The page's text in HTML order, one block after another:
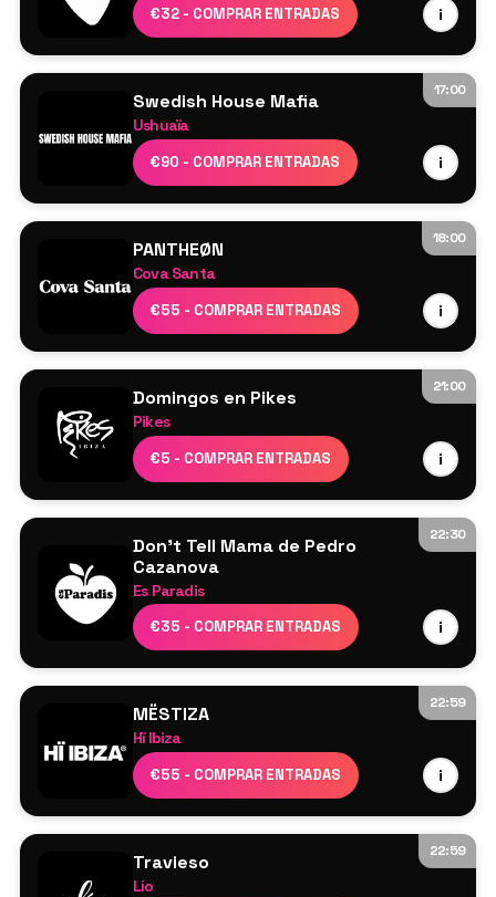
€32 - COMPRAR ENTRADAS i
17:00
Swedish House Mafia
Ushuaïa
€90 - COMPRAR ENTRADAS i
Swedish House Mafia
Axwell
Sebastian Ingrosso
Steve Angello
Más por anunciar
18:00
PANTHEØN
Cova Santa
€55 - COMPRAR ENTRADAS i
Cartel por confirmar
21:00
Domingos en Pikes
Pikes
€5 - COMPRAR ENTRADAS i
Cartel por confirmar
22:30
Don't Tell Mama de Pedro
Cazanova
Es Paradis
€35 - COMPRAR ENTRADAS i
Cartel por confirmar
22:59
MËSTIZA
Hï Ibiza
€55 - COMPRAR ENTRADAS i
MESTIZA
Patrick Mason (Set de house)
Eran
Diass B2B Dimo (BG)
CLUB ROOM – ARTCORE
22:59
Travieso
Lío